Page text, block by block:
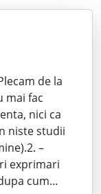
de la
mai fac
nici ca
niste studii
–
exprimari
cum…